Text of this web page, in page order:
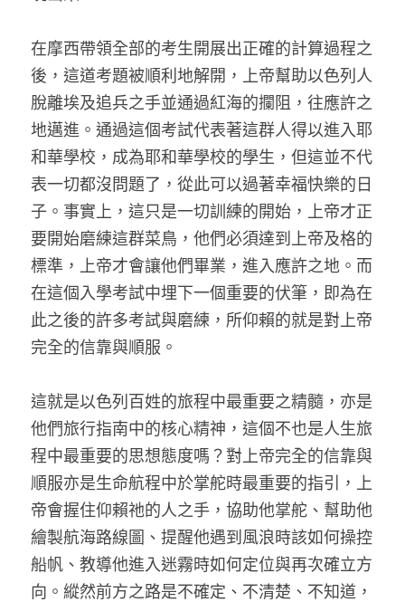
在摩西帶領全部的考生開展出正確的計算過程之
後，這道考題被順利地解開，上帝幫助以色列人
脫離埃及追兵之手並通過紅海的攔阻，往應許之
地邁進。通過這個考試代表著這群人得以進入耶
和華學校，成為耶和華學校的學生，但這並不代
表一切都沒問題了，從此可以過著幸福快樂的日
子。事實上，這只是一切訓練的開始，上帝才正
要開始磨練這群菜鳥，他們必須達到上帝及格的
標準，上帝才會讓他們畢業，進入應許之地。而
在這個入學考試中埋下一個重要的伏筆，即為在
此之後的許多考試與磨練，所仰賴的就是對上帝
完全的信靠與順服。
這就是以色列百姓的旅程中最重要之精髓，亦是
他們旅行指南中的核心精神，這個不也是人生旅
程中最重要的思想態度嗎？對上帝完全的信靠與
順服亦是生命航程中於掌舵時最重要的指引，上
帝會握住仰賴祂的人之手，協助他掌舵、幫助他
繪製航海路線圖、提醒他遇到風浪時該如何操控
船帆、教導他進入迷霧時如何定位與再次確立方
向。縱然前方之路是不確定、不清楚、不知道，